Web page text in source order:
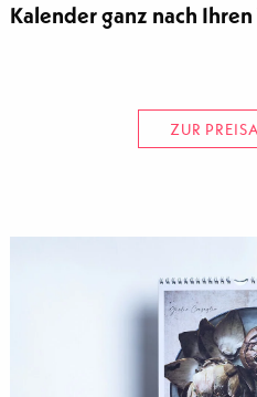
Kalender ganz nach
ZUR